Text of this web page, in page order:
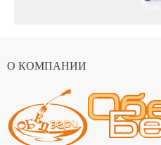
О КОМПАНИИ